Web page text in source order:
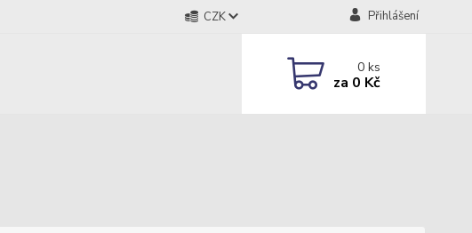
CZK Přihlášení
0ks
za 0 Kč